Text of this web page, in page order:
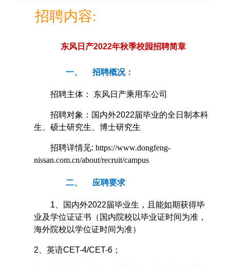
招聘内容:
东风日产2022年秋季校园招聘简章
一、 招聘概况：
招聘主体： 东风日产乘用车公司
招聘对象：国内外2022届毕业的全日制本科
生、硕士研究生、博士研究生
招聘详情见: https://www.dongfeng-
nissan.com.cn/about/recruit/campus
二、 应聘要求
1 、国内外2022届毕业生，且能如期获得毕
业及学位证证书（国内院校以毕业证时间为准，
海外院校以学位证时间为准）
2 、英语CET-4/CET-6；